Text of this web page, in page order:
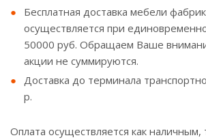
Бесплатная доставка мебели
осуществляется при
50000 руб. Обращаем Ваше
акции не суммируются.
Доставка до терминала
р.
Оплата осуществляется как наличным,